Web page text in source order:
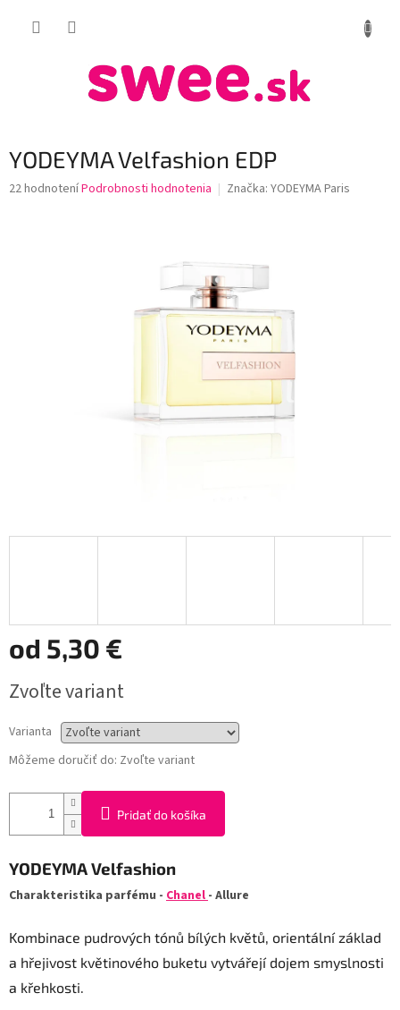
YODEYMA Velfashion EDP
Priemerné
22 hodnoteníPodrobnosti hodnotenia Značka: YODEYMA Paris
od 5,30 €
cena:
Zvoľte variant
Varianta
Môžeme doručiť do: Zvoľte variant
Pridať do košíka
YODEYMAVelfashion
Charakteristika parfému - Chanel- Allure
Kombinace pudrových tónů bílých květů, orientální základ
a hřejivost květinového buketu vytvářejí dojem smyslnosti
a křehkosti.